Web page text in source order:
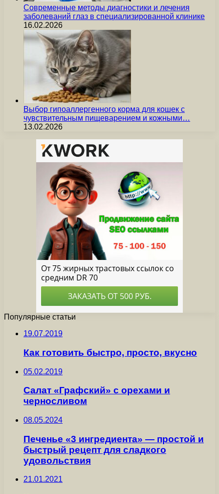
Современные методы диагностики и лечения
заболеваний глаз в специализированной клинике
16.02.2026
Выбор гипоаллергенного корма для кошек с
чувствительным пищеварением и кожными…
13.02.2026
Популярные статьи
19.07.2019
Как готовить быстро, просто, вкусно
05.02.2019
Салат «Графский» с орехами и
черносливом
08.05.2024
Печенье «3 ингредиента» — простой и
быстрый рецепт для сладкого
удовольствия
21.01.2021